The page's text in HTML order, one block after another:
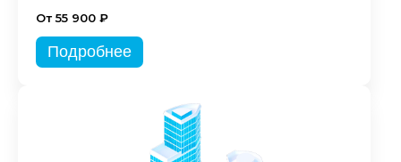
От 55 900 ₽
Подробнее